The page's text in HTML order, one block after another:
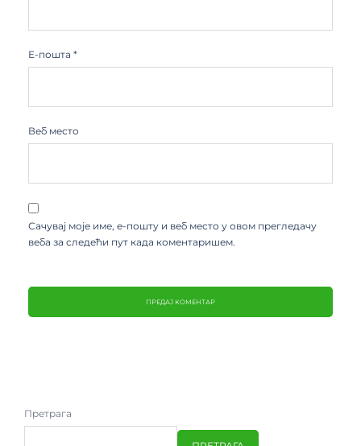
Е-пошта *
Веб место
Сачувај моје име, е-пошту и веб место у овом прегледачу
веба за следећи пут када коментаришем.
Претрага